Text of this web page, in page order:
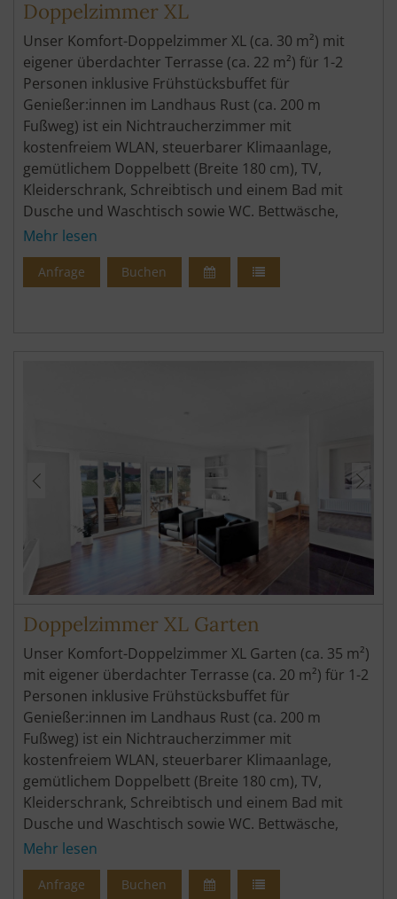
Doppelzimmer XL
Unser Komfort-Doppelzimmer XL (ca. 30 m²) mit
eigener überdachter Terrasse (ca. 22 m²) für 1-2
Personen inklusive Frühstücksbuffet für
Genießer:innen im Landhaus Rust (ca. 200 m
Fußweg) ist ein Nichtraucherzimmer mit
kostenfreiem WLAN, steuerbarer Klimaanlage,
gemütlichem Doppelbett (Breite 180 cm), TV,
Kleiderschrank, Schreibtisch und einem Bad mit
Dusche und Waschtisch sowie WC. Bettwäsche,
Handtücher, Pflegeprodukte und Haartrockner
inklusive. Garten mit Poolbar, eigenen Liegen und
Sonnenschirm.
Mehr lesen
Anfrage Buchen
Doppelzimmer XL Garten
Unser Komfort-Doppelzimmer XL Garten (ca. 35 m²)
mit eigener überdachter Terrasse (ca. 20 m²) für 1-2
Personen inklusive Frühstücksbuffet für
Genießer:innen im Landhaus Rust (ca. 200 m
Fußweg) ist ein Nichtraucherzimmer mit
kostenfreiem WLAN, steuerbarer Klimaanlage,
gemütlichem Doppelbett (Breite 180 cm), TV,
Kleiderschrank, Schreibtisch und einem Bad mit
Dusche und Waschtisch sowie WC. Bettwäsche,
Handtücher, Pflegeprodukte und Haartrockner
inklusive. Garten mit Poolbar, eigenen Liegen und
Sonnenschirm.
Mehr lesen
Anfrage Buchen